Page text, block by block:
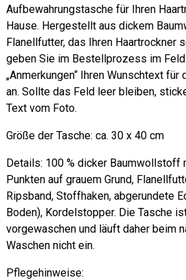
Aufbewahrungstasche für Ihren
Hause. Hergestellt aus dickem
Flanellfutter, das Ihren Haartrockner
geben Sie im Bestellprozess im Feld
„Anmerkungen“ Ihren Wunschtext für
an. Sollte das Feld leer bleiben,
Text vom Foto.
Größe der Tasche: ca. 30 x 40 cm
Details: 100 % dicker Baumwollstoff
Punkten auf grauem Grund,
Ripsband, Stoffhaken, abgerundete
Boden), Kordelstopper. Die Tasche
vorgewaschen und läuft daher beim
Waschen nicht ein.
Pflegehinweise: